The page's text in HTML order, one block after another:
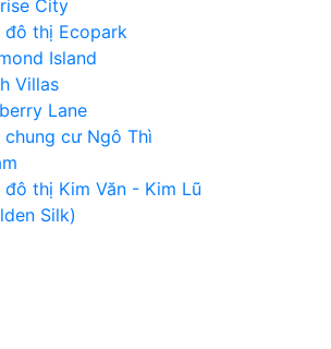
City
đô thị Ecopark
Island
Villas
Lane
chung cư Ngô Thì
đô thị Kim Văn - Kim Lũ
Silk)